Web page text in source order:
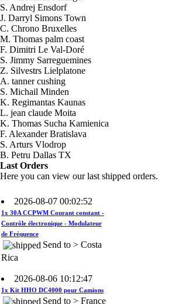
S. Andrej Ensdorf
J. Darryl Simons Town
C. Chrono Bruxelles
M. Thomas palm coast
F. Dimitri Le Val-Doré
S. Jimmy Sarreguemines
Z. Silvestrs Lielplatone
A. tanner cushing
S. Michail Minden
K. Regimantas Kaunas
L. jean claude Moita
K. Thomas Sucha Kamienica
F. Alexander Bratislava
S. Arturs Vlodrop
B. Petru Dallas TX
Last Orders
Here you can view our last shipped orders.
2026-08-07 00:02:52
1x Kit HHO DC2000 pour Voitures
Send to > Costa
Rica
2026-08-07 00:02:52
Contrôle électronique - Modulateur
de Fréquence
Send to > Costa
Rica
2026-08-06 10:12:47
Send to > France